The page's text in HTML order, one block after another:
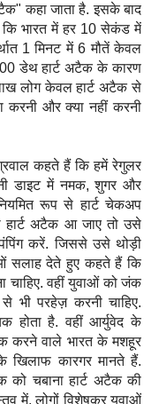
कहा जाता है. इसके बाद
कि भारत में हर 10 सेकंड में
1 मिनट में 6 मौतें केवल
डेथ हार्ट अटैक के कारण
लोग केवल हार्ट अटैक से
करनी और क्या नहीं करनी
कहते हैं कि हमें रेगुलर
डाइट में नमक, शुगर और
रूप से हार्ट चेकअप
हार्ट अटैक आ जाए तो उसे
करें. जिससे उसे थोड़ी
सलाह देते हुए कहते हैं कि
चाहिए. वहीं युवाओं को जंक
परहेज़ करनी चाहिए.
होता है. वहीं आर्युवेद के
करने वाले भारत के मशहूर
खिलाफ कारगर मानते हैं.
को चबाना हार्ट अटैक की
में, लोगों विशेषकर युवाओं